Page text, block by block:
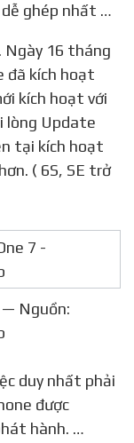
ghép nhất …
đã kích hoạt
kích hoạt với
lòng Update
tại kích hoạt
( 6S, SE trở
— Nguồn:
duy nhất phải
được
hành. …